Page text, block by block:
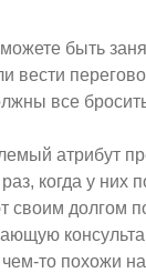
быть
вести
все
атрибут
когда у них
своим долгом
то похожи